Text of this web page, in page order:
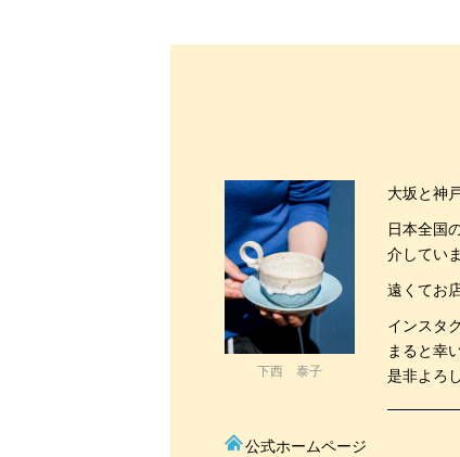
下西 泰子
大坂と神
日本全国
介してい
遠くてお
インスタ
まると幸
是非よろ
公式ホームページ